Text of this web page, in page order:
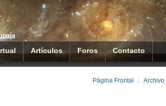
Artículos Foros Contacto
Página Frontal Archivo